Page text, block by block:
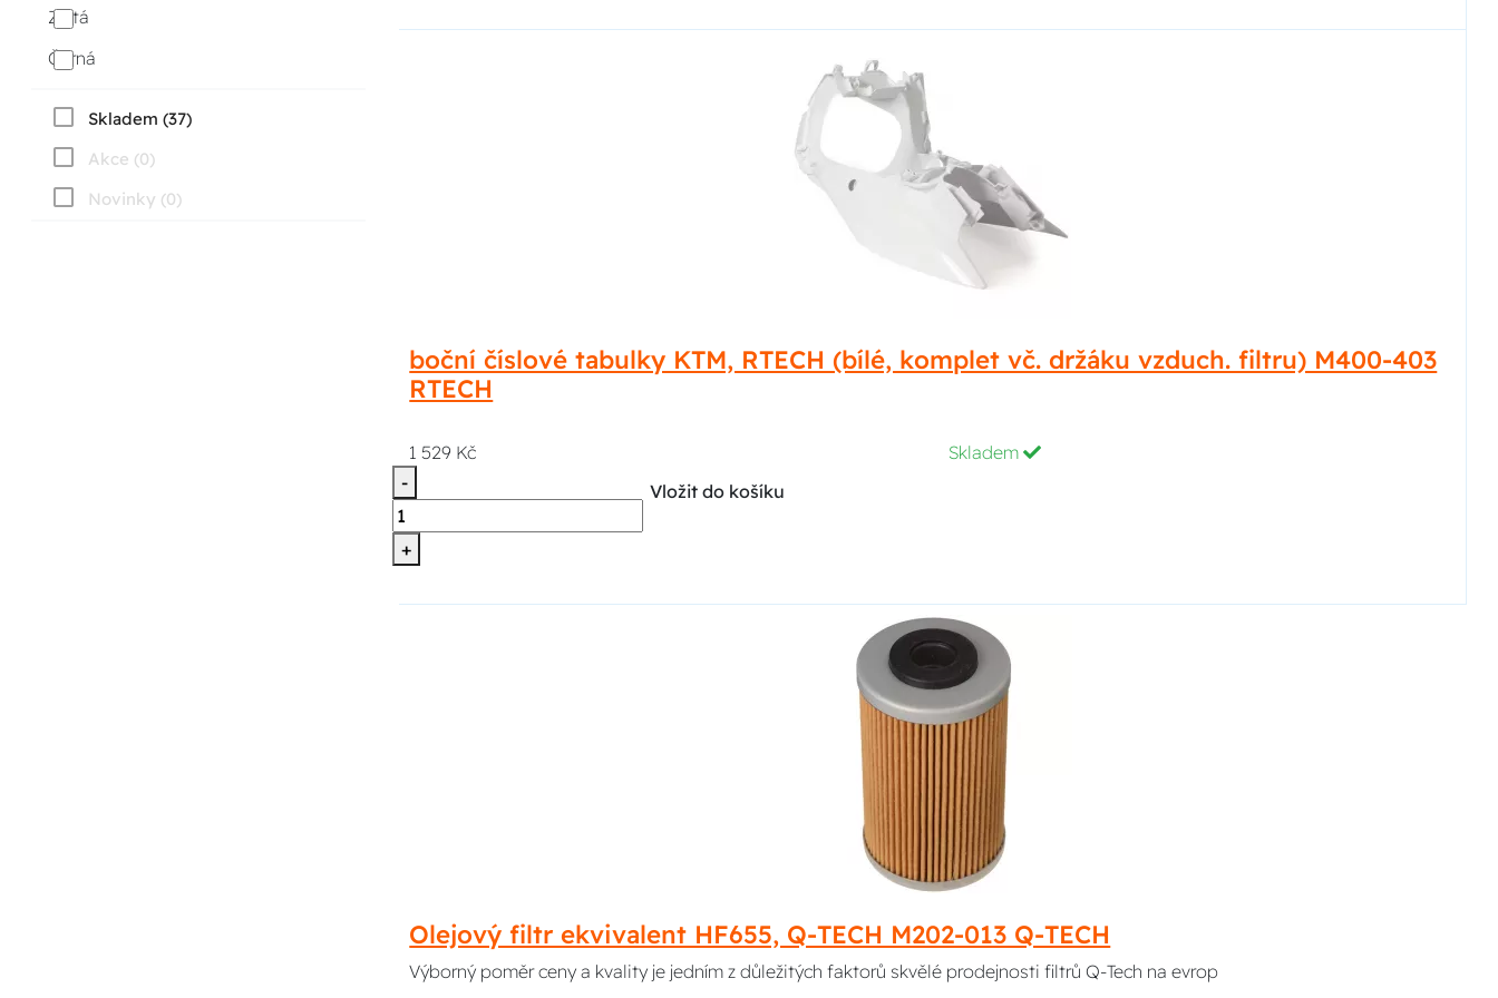
Zlatá
Černá
Skladem (37)
Akce (0)
Novinky (0)
boční číslové tabulky KTM, RTECH (bílé, komplet vč. držáku vzduch. filtru) M400-403
RTECH
1 529 Kč
Skladem
-
+
Vložit do košíku
Olejový filtr ekvivalent HF655, Q-TECH M202-013 Q-TECH
Výborný poměr ceny a kvality je jedním z důležitých faktorů skvělé prodejnosti filtrů Q-Tech na evrop